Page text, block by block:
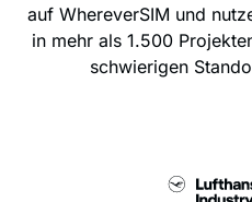
auf WhereverSIM und
in mehr als 1.500
schwierigen